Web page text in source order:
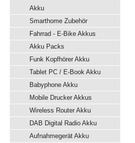
Akku
Smarthome Zubehör
Fahrrad - E-Bike Akkus
Akku Packs
Funk Kopfhörer Akku
Tablet PC / E-Book Akku
Babyphone Akku
Mobile Drucker Akkus
Wireless Router Akku
DAB Digital Radio Akku
Aufnahmegerät Akku